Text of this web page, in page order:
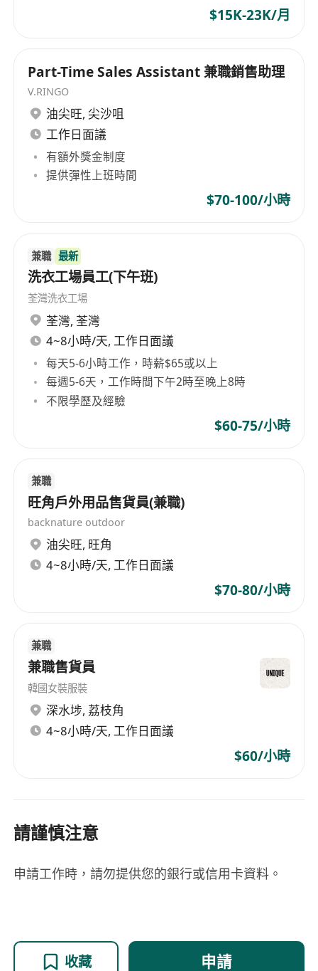
$15K-23K/月
Part-Time Sales Assistant 兼職銷售助理
V.RINGO
油尖旺, 尖沙咀
工作日面議
有額外獎金制度
提供彈性上班時間
$70-100/小時
兼職 最新
洗衣工場員工(下午班)
荃灣洗衣工場
荃灣, 荃灣
4~8小時/天, 工作日面議
每天5-6小時工作，時薪$65或以上
每週5-6天，工作時間下午2時至晚上8時
不限學歷及經驗
$60-75/小時
兼職
旺角戶外用品售貨員(兼職)
backnature outdoor
油尖旺, 旺角
4~8小時/天, 工作日面議
$70-80/小時
兼職
兼職售貨員
韓國女裝服裝
深水埗, 荔枝角
4~8小時/天, 工作日面議
$60/小時
請謹慎注意
申請工作時，請勿提供您的銀行或信用卡資料。
收藏 申請